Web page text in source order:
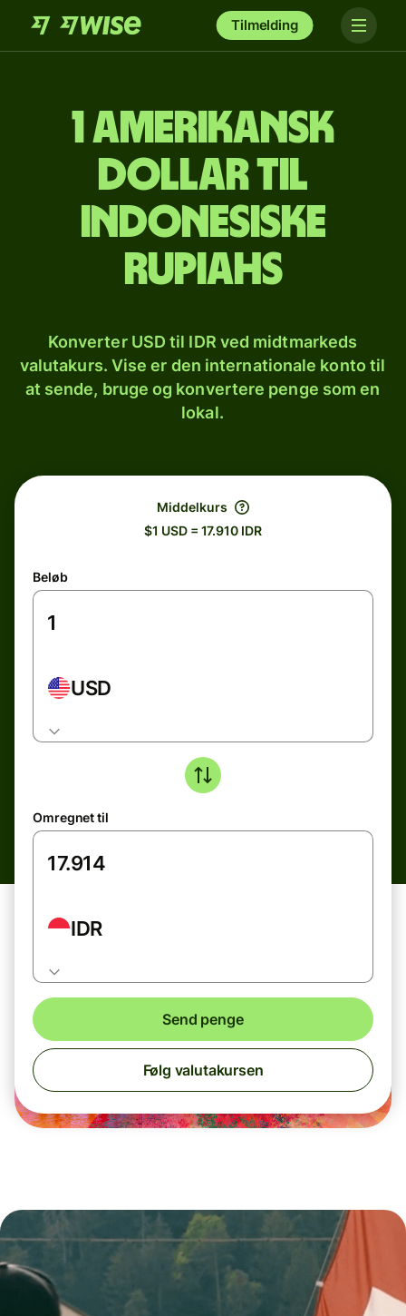
Tilmelding
1 amerikansk
dollar til
indonesiske
rupiahs
Konverter USD til IDR ved midtmarkeds
valutakurs. Vise er den internationale konto til
at sende, bruge og konvertere penge som en
lokal.
Middelkurs
$1 USD = 17.910 IDR
Beløb
USD
Omregnet til
IDR
Send penge
Følg valutakursen